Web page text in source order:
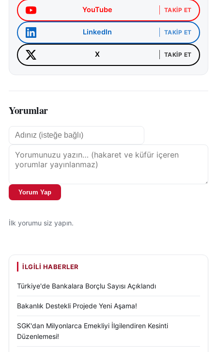
YouTube TAKIP ET
LinkedIn TAKIP ET
X TAKIP ET
Yorumlar
Yorum Yap
İlk yorumu siz yapın.
İLGILI HABERLER
Türkiye'de Bankalara Borçlu Sayısı Açıklandı
Bakanlık Destekli Projede Yeni Aşama!
SGK'dan Milyonlarca Emekliyi İlgilendiren Kesinti
Düzenlemesi!